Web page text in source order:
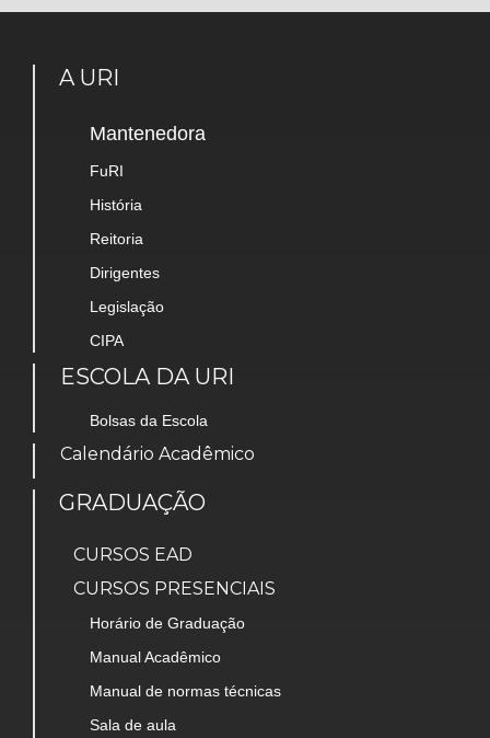
A URI
Mantenedora
FuRI
História
Reitoria
Dirigentes
Legislação
CIPA
ESCOLA DA URI
Bolsas da Escola
Calendário Acadêmico
GRADUAÇÃO
CURSOS EAD
CURSOS PRESENCIAIS
Horário de Graduação
Manual Acadêmico
Manual de normas técnicas
Sala de aula